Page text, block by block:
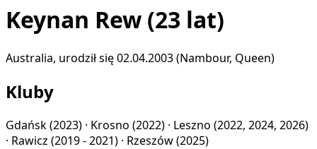
Keynan Rew (23 lat)
Australia, urodził się 02.04.2003 (Nambour, Queen)
Kluby
Gdańsk(2023) · Krosno (2022) · Leszno (2022, 2024, 2026)
· Rawicz (2019 - 2021) · Rzeszów(2025)